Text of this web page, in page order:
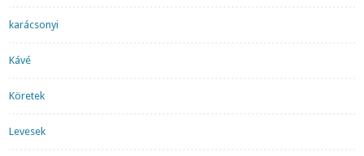
karácsonyi
Kávé
Köretek
Levesek